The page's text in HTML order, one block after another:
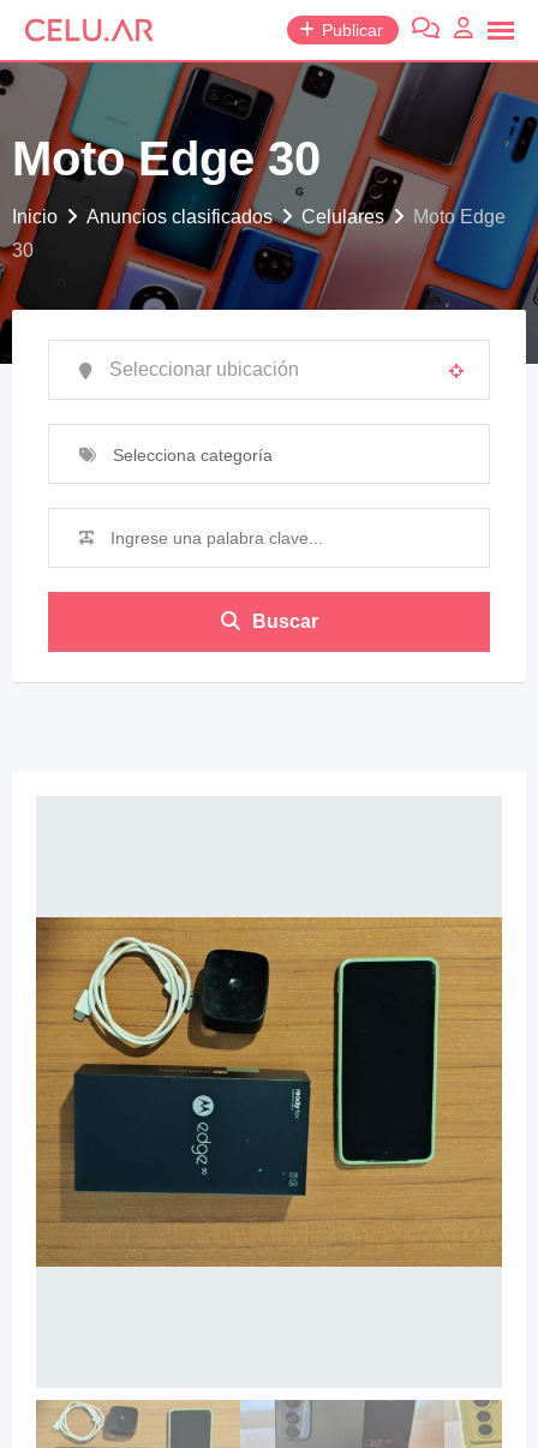
saltar
contenido
Publicar
Moto Edge 30
Inicio Anuncios clasificados Celulares
Moto Edge
30
Selecciona categoría
Buscar